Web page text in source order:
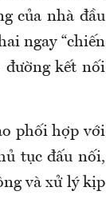
của nhà đầu
ngay “chiến
đường kết nối
phối hợp với
tục đấu nối,
và xử lý kịp